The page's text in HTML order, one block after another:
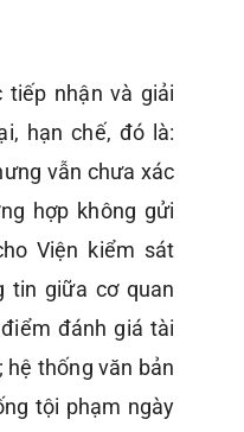
tiếp nhận và giải
hạn chế, đó là:
vẫn chưa xác
hợp không gửi
Viện kiểm sát
tin giữa cơ quan
đánh giá tài
hệ thống văn bản
tội phạm ngày